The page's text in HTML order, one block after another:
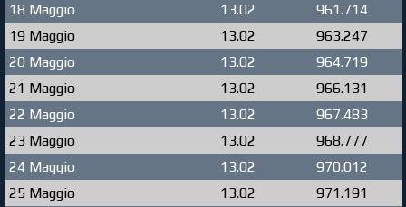
18 Maggio
13.02
961.714
19 Maggio
13.02
963.247
20 Maggio
13.02
964.719
21 Maggio
13.02
966.131
22 Maggio
13.02
967.483
23 Maggio
13.02
968.777
24 Maggio
13.02
970.012
25 Maggio
13.02
971.191